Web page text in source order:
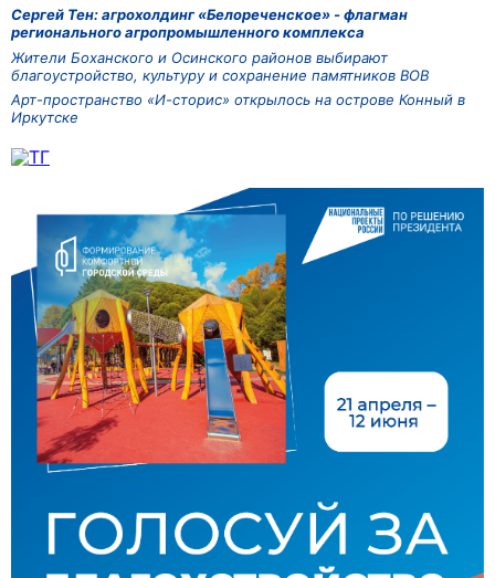
Сергей Тен: агрохолдинг «Белореченское» - флагман
регионального агропромышленного комплекса
Жители Боханского и Осинского районов выбирают
благоустройство, культуру и сохранение памятников ВОВ
Арт-пространство «И-сторис» открылось на острове Конный в
Иркутске